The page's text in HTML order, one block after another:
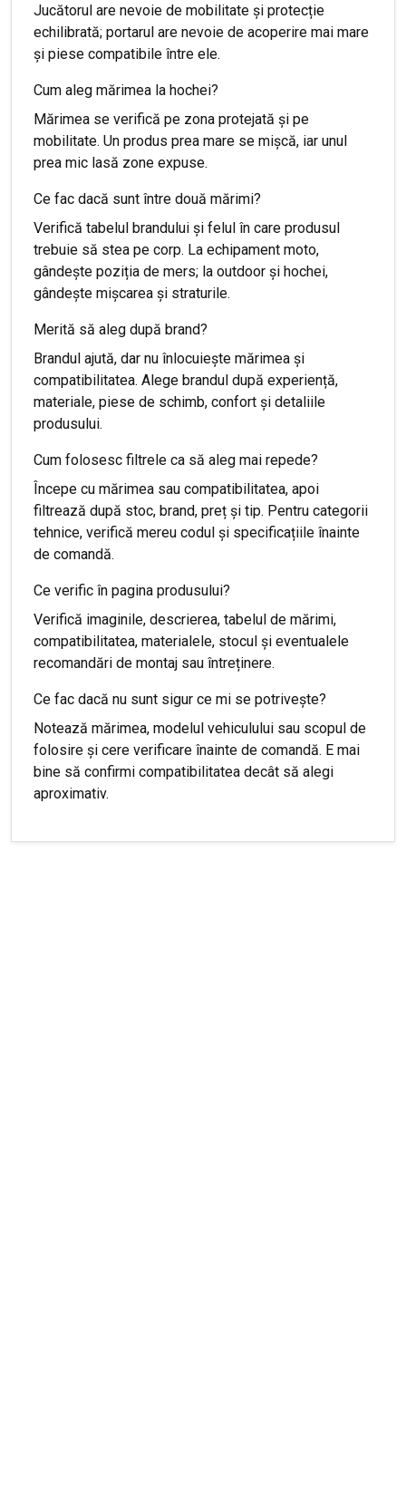
Jucătorul are nevoie de mobilitate și protecție
echilibrată; portarul are nevoie de acoperire mai mare
și piese compatibile între ele.
Cum aleg mărimea la hochei?
Mărimea se verifică pe zona protejată și pe
mobilitate. Un produs prea mare se mișcă, iar unul
prea mic lasă zone expuse.
Ce fac dacă sunt între două mărimi?
Verifică tabelul brandului și felul în care produsul
trebuie să stea pe corp. La echipament moto,
gândește poziția de mers; la outdoor și hochei,
gândește mișcarea și straturile.
Merită să aleg după brand?
Brandul ajută, dar nu înlocuiește mărimea și
compatibilitatea. Alege brandul după experiență,
materiale, piese de schimb, confort și detaliile
produsului.
Cum folosesc filtrele ca să aleg mai repede?
Începe cu mărimea sau compatibilitatea, apoi
filtrează după stoc, brand, preț și tip. Pentru categorii
tehnice, verifică mereu codul și specificațiile înainte
de comandă.
Ce verific în pagina produsului?
Verifică imaginile, descrierea, tabelul de mărimi,
compatibilitatea, materialele, stocul și eventualele
recomandări de montaj sau întreținere.
Ce fac dacă nu sunt sigur ce mi se potrivește?
Notează mărimea, modelul vehiculului sau scopul de
folosire și cere verificare înainte de comandă. E mai
bine să confirmi compatibilitatea decât să alegi
aproximativ.